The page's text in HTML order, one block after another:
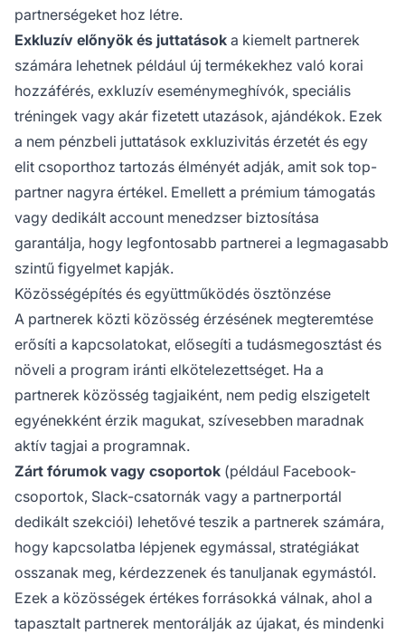
partnerségeket hoz létre.
Exkluzív előnyök és juttatások a kiemelt partnerek
számára lehetnek például új termékekhez való korai
hozzáférés, exkluzív eseménymeghívók, speciális
tréningek vagy akár fizetett utazások, ajándékok. Ezek
a nem pénzbeli juttatások exkluzivitás érzetét és egy
elit csoporthoz tartozás élményét adják, amit sok top-
partner nagyra értékel. Emellett a prémium támogatás
vagy dedikált account menedzser biztosítása
garantálja, hogy legfontosabb partnerei a legmagasabb
szintű figyelmet kapják.
Közösségépítés és együttműködés ösztönzése
A partnerek közti közösség érzésének megteremtése
erősíti a kapcsolatokat, elősegíti a tudásmegosztást és
növeli a program iránti elkötelezettséget. Ha a
partnerek közösség tagjaiként, nem pedig elszigetelt
egyénekként érzik magukat, szívesebben maradnak
aktív tagjai a programnak.
Zárt fórumok vagy csoportok (például Facebook-
csoportok, Slack-csatornák vagy a partnerportál
dedikált szekciói) lehetővé teszik a partnerek számára,
hogy kapcsolatba lépjenek egymással, stratégiákat
osszanak meg, kérdezzenek és tanuljanak egymástól.
Ezek a közösségek értékes forrásokká válnak, ahol a
tapasztalt partnerek mentorálják az újakat, és mindenki